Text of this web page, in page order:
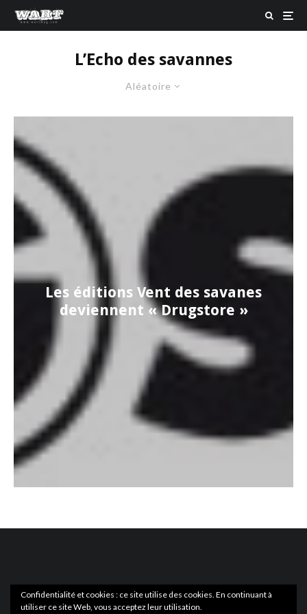
L’Echo des savannes
Aléatoire
Les éditions Vent des savanes
deviennent « Drugstore »
Confidentialité et cookies : ce site utilise des cookies. En continuant à
utiliser ce site Web, vous acceptez leur utilisation.